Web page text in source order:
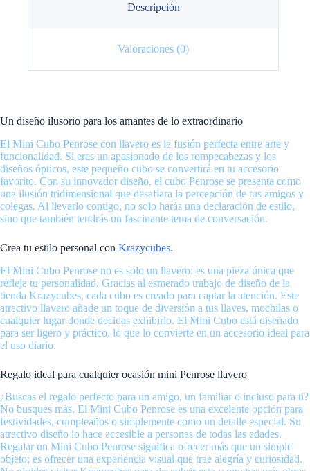
Descripción
Valoraciones (0)
Un diseño ilusorio para los amantes de lo extraordinario
El Mini Cubo Penrose con llavero es la fusión perfecta entre arte y
funcionalidad. Si eres un apasionado de los rompecabezas y los
diseños ópticos, este pequeño cubo se convertirá en tu accesorio
favorito. Con su innovador diseño, el cubo Penrose se presenta como
una ilusión tridimensional que desafiara la percepción de tus amigos y
colegas. Al llevarlo contigo, no solo harás una declaración de estilo,
sino que también tendrás un fascinante tema de conversación.
Crea tu estilo personal con Krazycubes.
El Mini Cubo Penrose no es solo un llavero; es una pieza única que
refleja tu personalidad. Gracias al esmerado trabajo de diseño de la
tienda Krazycubes, cada cubo es creado para captar la atención. Este
atractivo llavero añade un toque de diversión a tus llaves, mochilas o
cualquier lugar donde decidas exhibirlo. El Mini Cubo está diseñado
para ser ligero y práctico, lo que lo convierte en un accesorio ideal para
el uso diario.
Regalo ideal para cualquier ocasión mini Penrose llavero
¿Buscas el regalo perfecto para un amigo, un familiar o incluso para ti?
No busques más. El Mini Cubo Penrose es una excelente opción para
festividades, cumpleaños o simplemente como un detalle especial. Su
atractivo diseño lo hace accesible a personas de todas las edades.
Regalar un Mini Cubo Penrose significa ofrecer más que un simple
objeto; es ofrecer una experiencia visual que trae alegría y curiosidad.